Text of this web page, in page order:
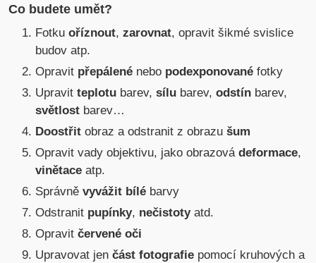
Co budete umět?
Fotkuoříznout,zarovnat, opravit šikmé svislice
budov atp.
Opravit přepálené nebo podexponované fotky
Upravitteplotu barev,sílu barev,odstín barev,
světlost barev…
Doostřit obraz a odstranit z obrazušum
Opravit vady objektivu, jako obrazovádeformace,
vinětace atp.
Správněvyvážit bílé barvy
Odstranit pupínky, nečistotyatd.
Opravitčervené oči
Upravovat jenčást fotografie pomocí kruhových a